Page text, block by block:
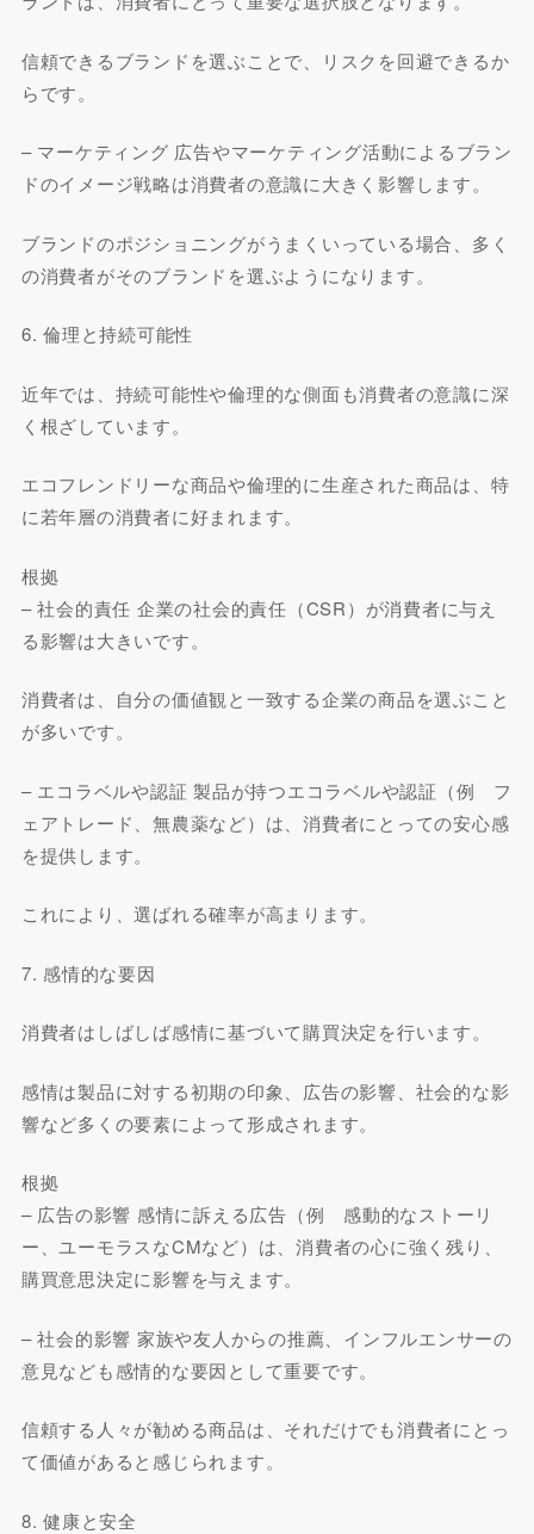
信頼できるブランドを選ぶことで、リスクを回避できるか
らです。
– マーケティング 広告やマーケティング活動によるブラン
ドのイメージ戦略は消費者の意識に大きく影響します。
ブランドのポジショニングがうまくいっている場合、多く
の消費者がそのブランドを選ぶようになります。
6. 倫理と持続可能性
近年では、持続可能性や倫理的な側面も消費者の意識に深
く根ざしています。
エコフレンドリーな商品や倫理的に生産された商品は、特
に若年層の消費者に好まれます。
根拠
– 社会的責任 企業の社会的責任（CSR）が消費者に与え
る影響は大きいです。
消費者は、自分の価値観と一致する企業の商品を選ぶこと
が多いです。
– エコラベルや認証 製品が持つエコラベルや認証（例 フ
ェアトレード、無農薬など）は、消費者にとっての安心感
を提供します。
これにより、選ばれる確率が高まります。
7. 感情的な要因
消費者はしばしば感情に基づいて購買決定を行います。
感情は製品に対する初期の印象、広告の影響、社会的な影
響など多くの要素によって形成されます。
根拠
– 広告の影響 感情に訴える広告（例 感動的なストーリ
ー、ユーモラスなCMなど）は、消費者の心に強く残り、
購買意思決定に影響を与えます。
– 社会的影響 家族や友人からの推薦、インフルエンサーの
意見なども感情的な要因として重要です。
信頼する人々が勧める商品は、それだけでも消費者にとっ
て価値があると感じられます。
8. 健康と安全